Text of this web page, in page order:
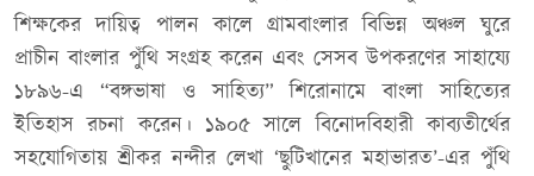
শিক্ষকের দায়িত্ব পালন কালে গ্রামবাংলার বিভিন্ন অঞ্চল ঘুরে
প্রাচীন বাংলার পুঁথি সংগ্রহ করেন এবং সেসব উপকরণের সাহায্যে
১৮৯৬-এ “বঙ্গভাষা ও সাহিত্য” শিরোনামে বাংলা সাহিত্যের
ইতিহাস রচনা করেন। ১৯০৫ সালে বিনোদবিহারী কাব্যতীর্থের
সহযোগিতায় শ্রীকর নন্দীর লেখা ‘ছুটিখানের মহাভারত’-এর পুঁথি